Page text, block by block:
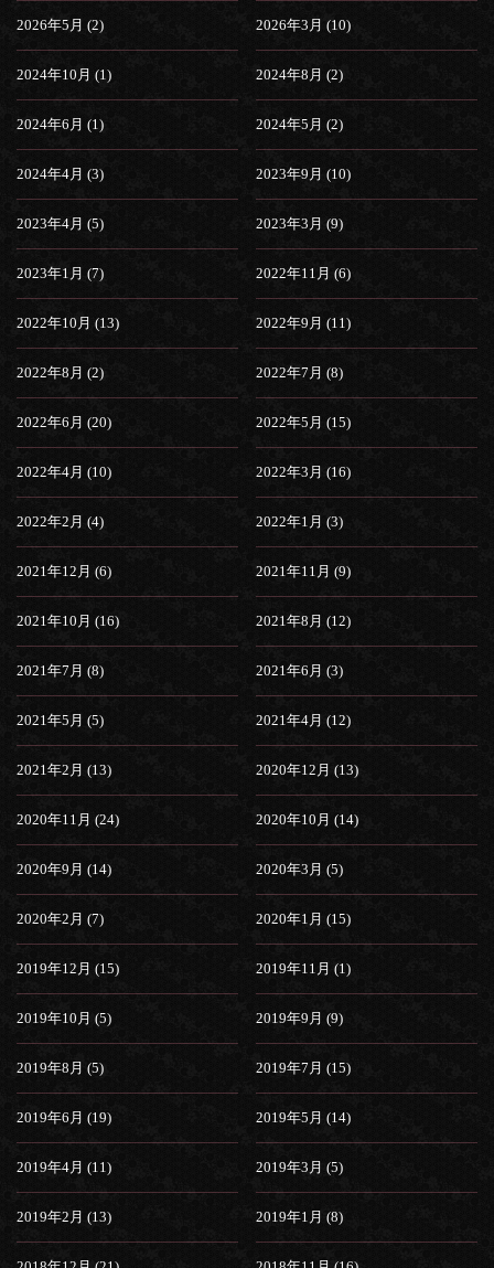
2026年5月 (2) 2026年3月 (10)
2024年10月 (1) 2024年8月 (2)
2024年6月 (1) 2024年5月 (2)
2024年4月 (3) 2023年9月 (10)
2023年4月 (5) 2023年3月 (9)
2023年1月 (7) 2022年11月 (6)
2022年10月 (13) 2022年9月 (11)
2022年8月 (2) 2022年7月 (8)
2022年6月 (20) 2022年5月 (15)
2022年4月 (10) 2022年3月 (16)
2022年2月 (4) 2022年1月 (3)
2021年12月 (6) 2021年11月 (9)
2021年10月 (16) 2021年8月 (12)
2021年7月 (8) 2021年6月 (3)
2021年5月 (5) 2021年4月 (12)
2021年2月 (13) 2020年12月 (13)
2020年11月 (24) 2020年10月 (14)
2020年9月 (14) 2020年3月 (5)
2020年2月 (7) 2020年1月 (15)
2019年12月 (15) 2019年11月 (1)
2019年10月 (5) 2019年9月 (9)
2019年8月 (5) 2019年7月 (15)
2019年6月 (19) 2019年5月 (14)
2019年4月 (11) 2019年3月 (5)
2019年2月 (13) 2019年1月 (8)